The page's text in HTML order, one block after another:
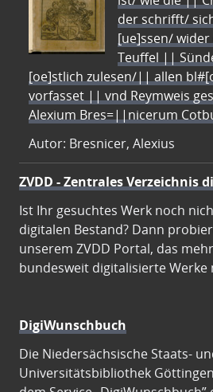
der schrifft/
[ue]ssen/
Teuffel ||
[oe]stlich zulesen/|| allen
vorfasset || vnd Reymweis
Alexium Bres=||nicerum
Autor: Bresnicer, Alexius
ZVDD - Zentrales Verzeichnis
Ist Ihr gesuchtes Werk noch
digitalen Bestand? Dann
unserem ZVDD Portal, das
bundesweit digitalisierte Werke
DigiWunschbuch
Die Niedersächsische Staats-
Universitätsbibliothek